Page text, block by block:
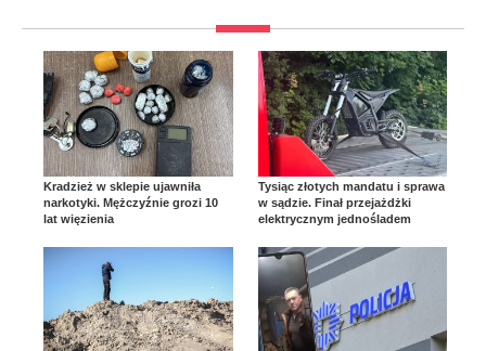
Kradzież w sklepie ujawniła
narkotyki. Mężczyźnie grozi 10
lat więzienia
Tysiąc złotych mandatu i sprawa
w sądzie. Finał przejażdżki
elektrycznym jednośladem